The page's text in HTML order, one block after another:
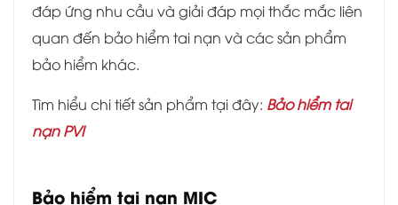
đáp ứng nhu cầu và giải đáp mọi thắc mắc liên
quan đến bảo hiểm tai nạn và các sản phẩm
bảo hiểm khác.
Tìm hiểu chi tiết sản phẩm tại đây: Bảo hiểm tai
nạn PVI
Bảo hiểm tai nạn MIC